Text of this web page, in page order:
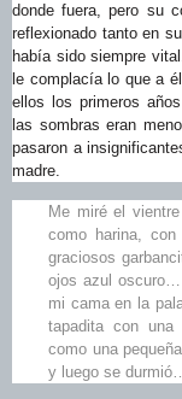
donde fuera, pero su
reflexionado tanto en
había sido siempre
le complacía lo que a
ellos los primeros
las sombras eran
pasaron a
madre.
Me miré el
como harina,
graciosos
ojos azul oscuro…
mi cama en la
tapadita con una
como una
y luego se